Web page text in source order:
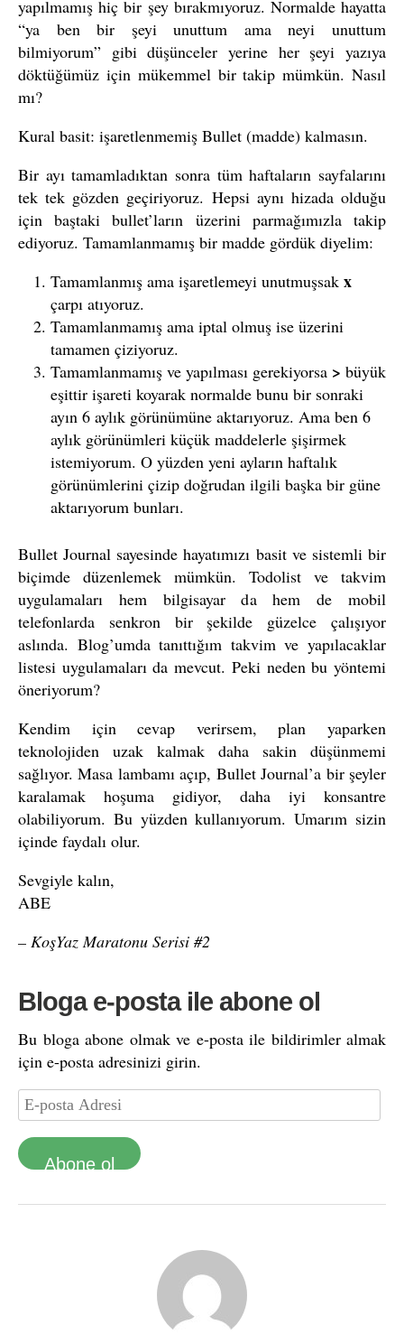
yapılmamış hiç bir şey bırakmıyoruz. Normalde hayatta
“ya ben bir şeyi unuttum ama neyi unuttum
bilmiyorum” gibi düşünceler yerine her şeyi yazıya
döktüğümüz için mükemmel bir takip mümkün. Nasıl
mı?
Kural basit: işaretlenmemiş Bullet (madde) kalmasın.
Bir ayı tamamladıktan sonra tüm haftaların sayfalarını
tek tek gözden geçiriyoruz. Hepsi aynı hizada olduğu
için baştaki bullet’ların üzerini parmağımızla takip
ediyoruz. Tamamlanmamış bir madde gördük diyelim:
Tamamlanmış ama işaretlemeyi unutmuşsak x
çarpı atıyoruz.
Tamamlanmamış ama iptal olmuş ise üzerini
tamamen çiziyoruz.
Tamamlanmamış ve yapılması gerekiyorsa > büyük
eşittir işareti koyarak normalde bunu bir sonraki
ayın 6 aylık görünümüne aktarıyoruz. Ama ben 6
aylık görünümleri küçük maddelerle şişirmek
istemiyorum. O yüzden yeni ayların haftalık
görünümlerini çizip doğrudan ilgili başka bir güne
aktarıyorum bunları.
Bullet Journal sayesinde hayatımızı basit ve sistemli bir
biçimde düzenlemek mümkün. Todolist ve takvim
uygulamaları hem bilgisayar da hem de mobil
telefonlarda senkron bir şekilde güzelce çalışıyor
aslında. Blog’umda tanıttığım takvim ve yapılacaklar
listesi uygulamaları da mevcut. Peki neden bu yöntemi
öneriyorum?
Kendim için cevap verirsem, plan yaparken
teknolojiden uzak kalmak daha sakin düşünmemi
sağlıyor. Masa lambamı açıp, Bullet Journal’a bir şeyler
karalamak hoşuma gidiyor, daha iyi konsantre
olabiliyorum. Bu yüzden kullanıyorum. Umarım sizin
içinde faydalı olur.
Sevgiyle kalın,
ABE
– KoşYaz Maratonu Serisi #2
Bloga e-posta ile abone ol
Bu bloga abone olmak ve e-posta ile bildirimler almak
için e-posta adresinizi girin.
Abone ol